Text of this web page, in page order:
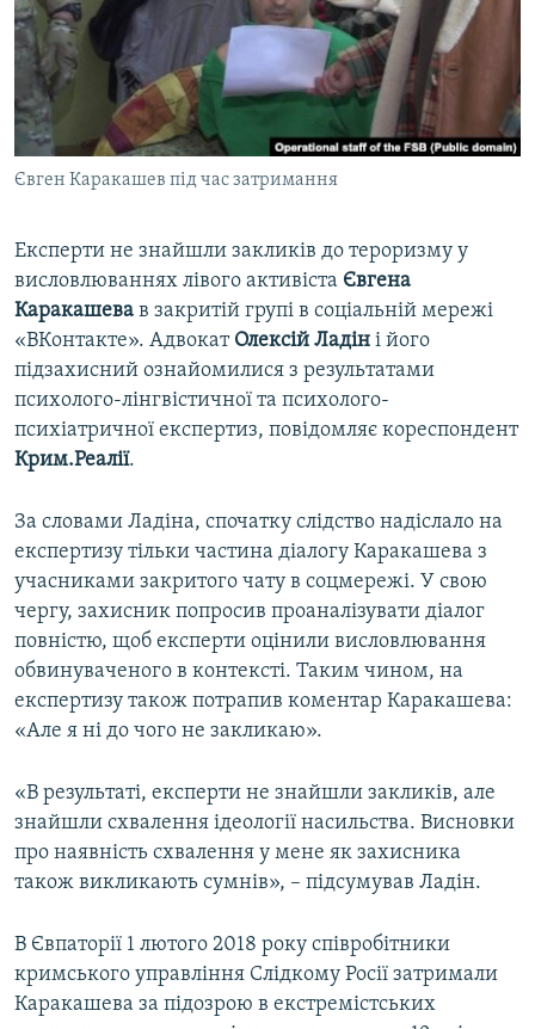
ДЕПОРТАЦІЯ
ВІДЕОУРОКИ «ELIFBE»
СВІДЧЕННЯ ОКУПАЦІЇ
УКРАЇНСЬКА ПРОБЛЕМА КРИМУ
ІНФОГРАФІКА
ЯК ОБІЙТИ БЛОКУВАННЯ
Русский
Qırımtatar
ДОЛУЧАЙСЯ!
Усі сайти RFE/RL
Євген Каракашев під час затримання
Експерти не знайшли закликів до тероризму у
висловлюваннях лівого активіста Євгена
Каракашева в закритій групі в соціальній мережі
«ВКонтакте». Адвокат Олексій Ладін і його
підзахисний ознайомилися з результатами
психолого-лінгвістичної та психолого-
психіатричної експертиз, повідомляє кореспондент
Крим.Реалії.
За словами Ладіна, спочатку слідство надіслало на
експертизу тільки частина діалогу Каракашева з
учасниками закритого чату в соцмережі. У свою
чергу, захисник попросив проаналізувати діалог
повністю, щоб експерти оцінили висловлювання
обвинуваченого в контексті. Таким чином, на
експертизу також потрапив коментар Каракашева:
«Але я ні до чого не закликаю».
«В результаті, експерти не знайшли закликів, але
знайшли схвалення ідеології насильства. Висновки
про наявність схвалення у мене як захисника
також викликають сумнів», – підсумував Ладін.
В Євпаторії 1 лютого 2018 року співробітники
кримського управління Слідкому Росії затримали
Каракашева за підозрою в екстремістських